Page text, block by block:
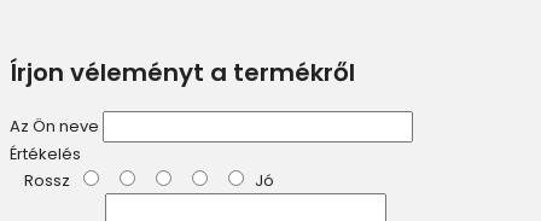
Írjon véleményt a termékről
Az Ön neve
Értékelés
Rossz
Jó